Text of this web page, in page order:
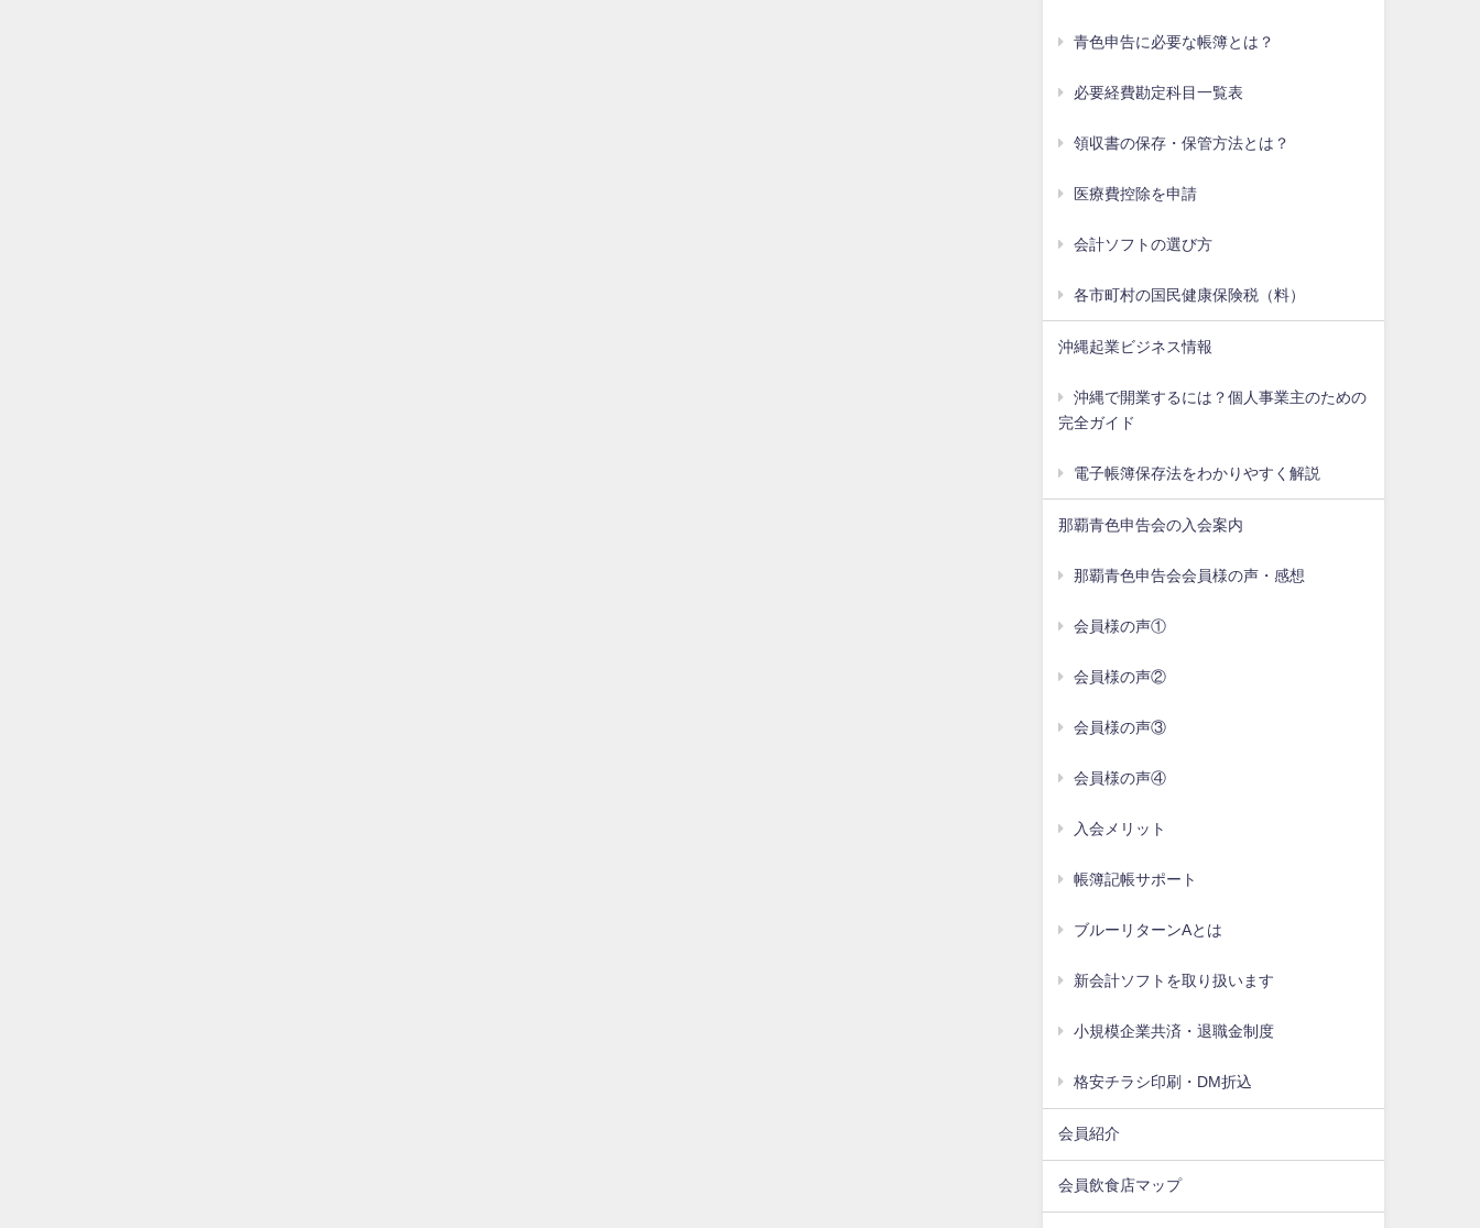
青色申告に必要な帳簿とは？
必要経費勘定科目一覧表
領収書の保存・保管方法とは？
医療費控除を申請
会計ソフトの選び方
各市町村の国民健康保険税（料）
沖縄起業ビジネス情報
沖縄で開業するには？個人事業主のための
完全ガイド
電子帳簿保存法をわかりやすく解説
那覇青色申告会の入会案内
那覇青色申告会会員様の声・感想
会員様の声①
会員様の声②
会員様の声③
会員様の声④
入会メリット
帳簿記帳サポート
ブルーリターンAとは
新会計ソフトを取り扱います
小規模企業共済・退職金制度
格安チラシ印刷・DM折込
会員紹介
会員飲食店マップ